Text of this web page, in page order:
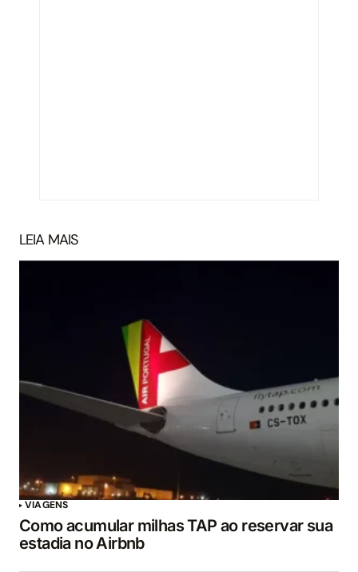
LEIA MAIS
VIAGENS
Como acumular milhas TAP ao reservar sua
estadia no Airbnb